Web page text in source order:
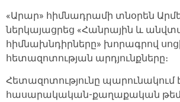
«Արար» հիմնադրամի տնօրեն
ներկայացրեց «Հանրային և
հիմնախնդիրները» խորագրով
հետազոտության արդյունքները։
Հետազոտությունը պարունակում
հասարակական-քաղաքական